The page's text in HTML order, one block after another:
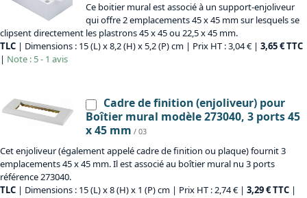
Ce boitier mural est associé à un support-enjoliveur
qui offre 2 emplacements 45 x 45 mm sur lesquels se
clipsent directement les plastrons 45 x 45 ou 22,5 x 45 mm.
TLC | Dimensions : 15 (L) x 8,2 (H) x 5,2 (P) cm | Prix HT : 3,04 € | 3,65 € TTC
| Note : 5 - 1 avis
Cadre de finition (enjoliveur) pour
Boîtier mural modèle 273040, 3 ports 45
x 45 mm / 03
Cet enjoliveur (également appelé cadre de finition ou plaque) fournit 3
emplacements 45 x 45 mm. Il est associé au boîtier mural nu 3 ports
référence 273040.
TLC | Dimensions : 15 (L) x 8 (H) x 1 (P) cm | Prix HT : 2,74 € | 3,29 € TTC |